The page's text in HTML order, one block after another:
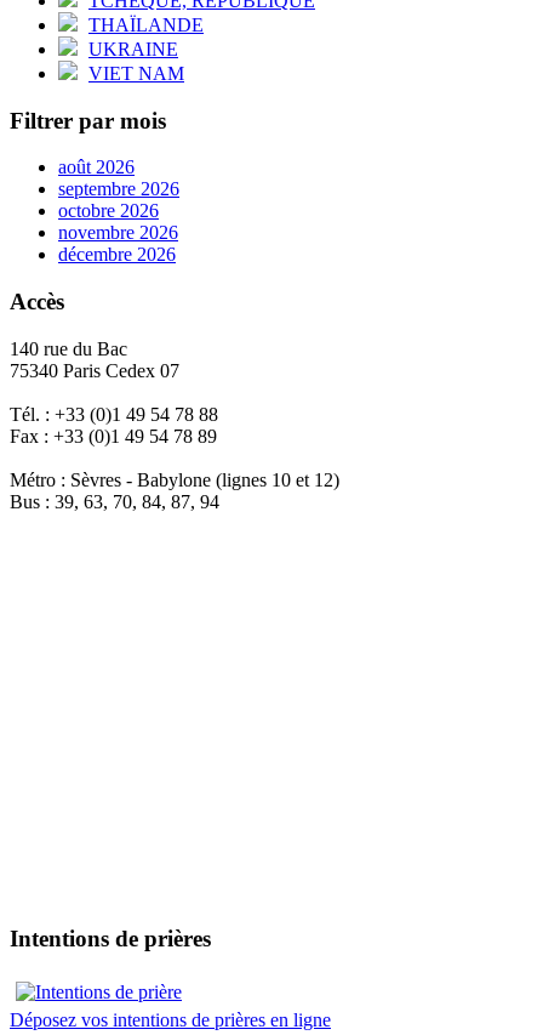
THAÏLANDE
UKRAINE
VIET NAM
Filtrer par mois
août 2026
septembre 2026
octobre 2026
novembre 2026
décembre 2026
Accès
140 rue du Bac
75340 Paris Cedex 07
Tél. : +33 (0)1 49 54 78 88
Fax : +33 (0)1 49 54 78 89
Métro : Sèvres - Babylone (lignes 10 et 12)
Bus : 39, 63, 70, 84, 87, 94
Intentions de prières
Déposez vos intentions de prières en ligne